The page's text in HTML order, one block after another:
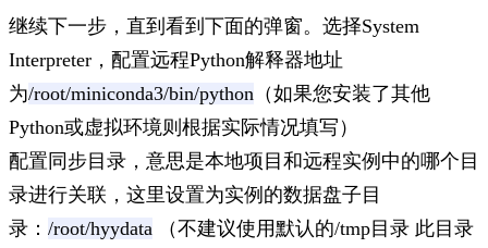
继续下一步，直到看到下面的弹窗。选择System
Interpreter，配置远程Python解释器地址
为/root/miniconda3/bin/python （如果您安装了其他
Python或虚拟环境则根据实际情况填写）
配置同步目录，意思是本地项目和远程实例中的哪个目
录进行关联，这里设置为实例的数据盘子目
录： /root/hyydata （不建议使用默认的/tmp目录 此目录